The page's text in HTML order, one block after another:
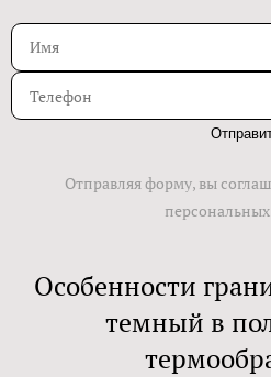
Отправляя форму, вы
Особенности
темный в